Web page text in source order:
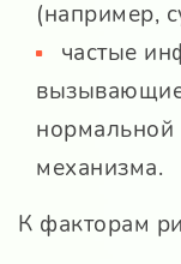
(например,
частые
нормальной
механизма.
К факторам